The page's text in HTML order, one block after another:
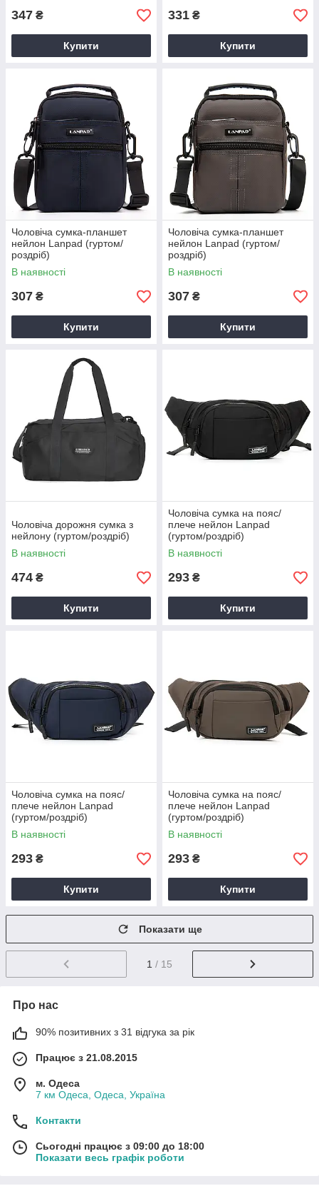
347 ₴
Купити
331 ₴
Купити
Чоловіча сумка-планшет
нейлон Lanpad (гуртом/
роздріб)
В наявності
307 ₴
Купити
Чоловіча сумка-планшет
нейлон Lanpad (гуртом/
роздріб)
В наявності
307 ₴
Купити
Чоловіча дорожня сумка з
нейлону (гуртом/роздріб)
В наявності
474 ₴
Купити
Чоловіча сумка на пояс/
плече нейлон Lanpad
(гуртом/роздріб)
В наявності
293 ₴
Купити
Чоловіча сумка на пояс/
плече нейлон Lanpad
(гуртом/роздріб)
В наявності
293 ₴
Купити
Чоловіча сумка на пояс/
плече нейлон Lanpad
(гуртом/роздріб)
В наявності
293 ₴
Купити
Показати ще
1 / 15
Про нас
90% позитивних з 31 відгука за рік
Працює з 21.08.2015
м. Одеса
7 км Одеса, Одеса, Україна
Контакти
Сьогодні працює з 09:00 до 18:00
Показати весь графік роботи